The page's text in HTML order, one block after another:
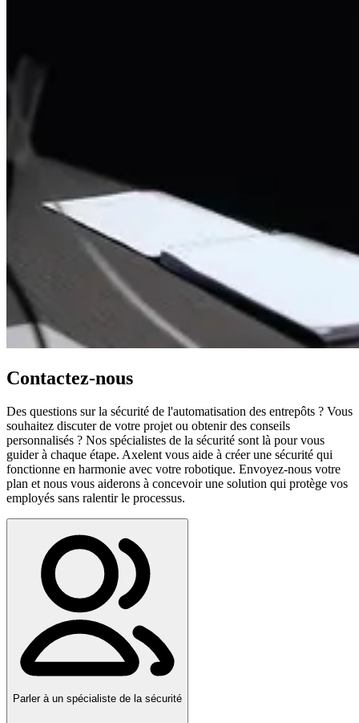
Contactez-nous
Des questions sur la sécurité de l'automatisation des entrepôts ? Vous
souhaitez discuter de votre projet ou obtenir des conseils
personnalisés ? Nos spécialistes de la sécurité sont là pour vous
guider à chaque étape. Axelent vous aide à créer une sécurité qui
fonctionne en harmonie avec votre robotique. Envoyez-nous votre
plan et nous vous aiderons à concevoir une solution qui protège vos
employés sans ralentir le processus.
Parler à un spécialiste de la sécurité